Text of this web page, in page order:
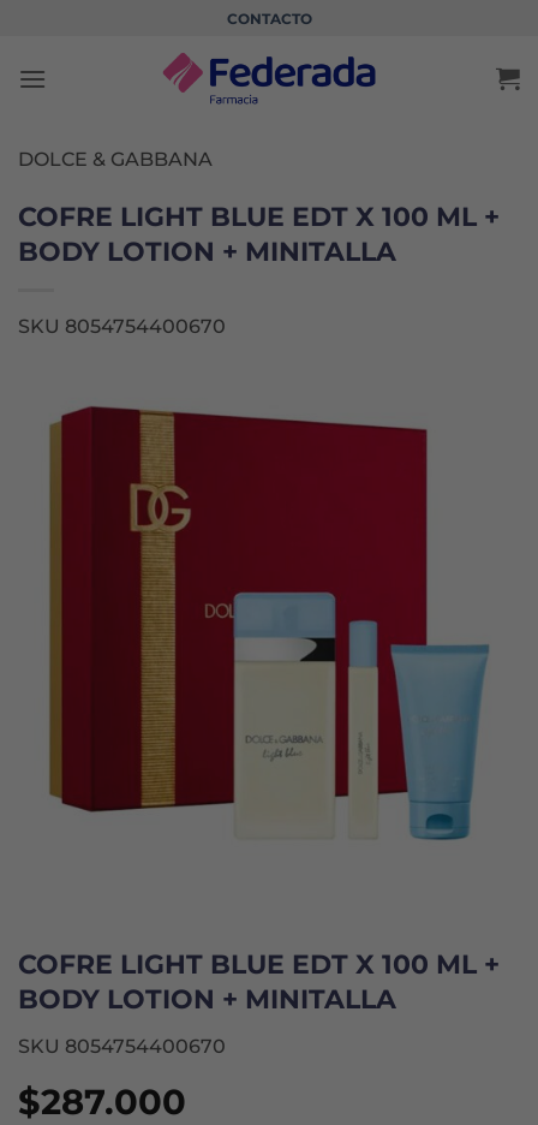
contenido
CONTACTO
DOLCE & GABBANA
COFRE LIGHT BLUE EDT X 100 ML +
BODY LOTION + MINITALLA
SKU 8054754400670
COFRE LIGHT BLUE EDT X 100 ML +
BODY LOTION + MINITALLA
SKU 8054754400670
$287.000